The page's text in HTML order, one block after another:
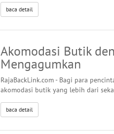
baca detail
Akomodasi Butik
Mengagumkan
RajaBackLink.com - Bagi para
akomodasi butik yang lebih dari
baca detail